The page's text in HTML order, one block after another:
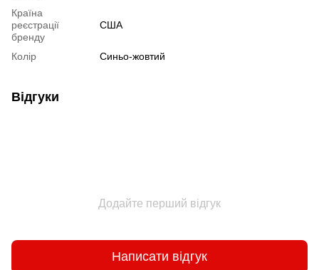
Країна
реєстрації
бренду
США
Колір Синьо-жовтий
Відгуки
Додайте перший відгук
Написати відгук